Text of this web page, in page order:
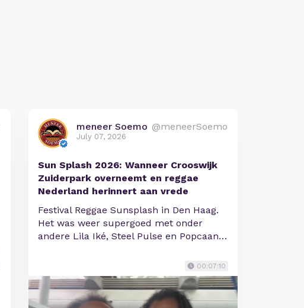
meneer Soemo @meneerSoemo
July 07, 2026
Sun Splash 2026: Wanneer Crooswijk
Zuiderpark overneemt en reggae
Nederland herinnert aan vrede
Festival Reggae Sunsplash in Den Haag.
Het was weer supergoed met onder
andere Lila Iké, Steel Pulse en Popcaan…
00:07:10